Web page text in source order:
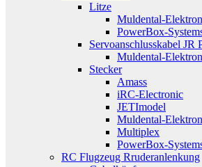
Litze
Muldental-
PowerBox-
Servoanschlusskabel JR
Muldental-
Stecker
Amass
iRC-Electronic
JETImodel
Muldental-
Multiplex
PowerBox-
RC Flugzeug Rruderanlenkung